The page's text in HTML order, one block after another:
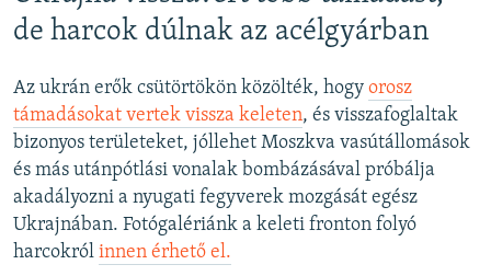
de harcok dúlnak az acélgyárban
Az ukrán erők csütörtökön közölték, hogy orosz
támadásokat vertek vissza keleten, és visszafoglaltak
bizonyos területeket, jóllehet Moszkva vasútállomások
és más utánpótlási vonalak bombázásával próbálja
akadályozni a nyugati fegyverek mozgását egész
Ukrajnában. Fotógalériánk a keleti fronton folyó
harcokról innen érhető el.